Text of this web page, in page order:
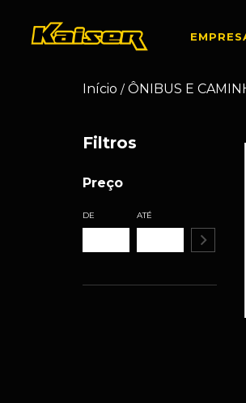
Início / ÔNIBUS E
Filtros
Preço
DE ATÉ